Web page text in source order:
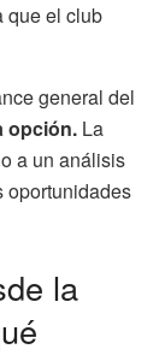
que el club
general del
opción. La
a un análisis
oportunidades
la